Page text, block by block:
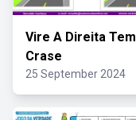
Vire A Direita Tem
Crase
25 September 2024